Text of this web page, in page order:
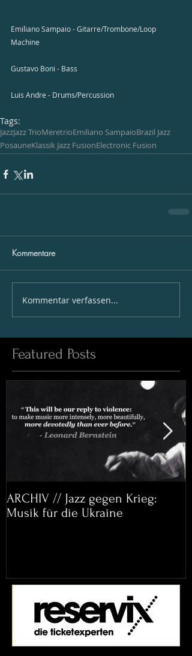
Emiliano Sampaio - Gitarre/Trombone/Loop
Machine
Gustavo Boni - Bass
Luis Andre - Drums/Percussion
Tags:
JazzJazz TrioMeretrioEmiliano SampaioBrazil Jazz
PosauneKlassik Jazz FusionElectronic Fusion
Kommentare
Kommentar verfassen...
Featured Posts
ARCHIV // Jazz gegen Krieg:
Musik für die Ukraine